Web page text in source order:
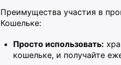
Преимущества участия в
Кошельке:
Просто использовать:
кошельке, и получайте